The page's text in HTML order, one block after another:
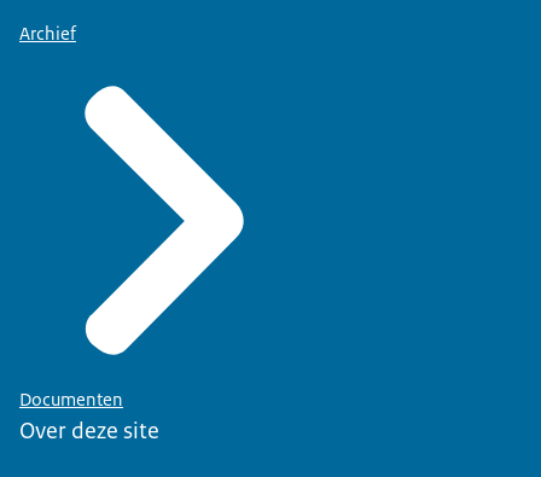
Archief
Documenten
Over deze site